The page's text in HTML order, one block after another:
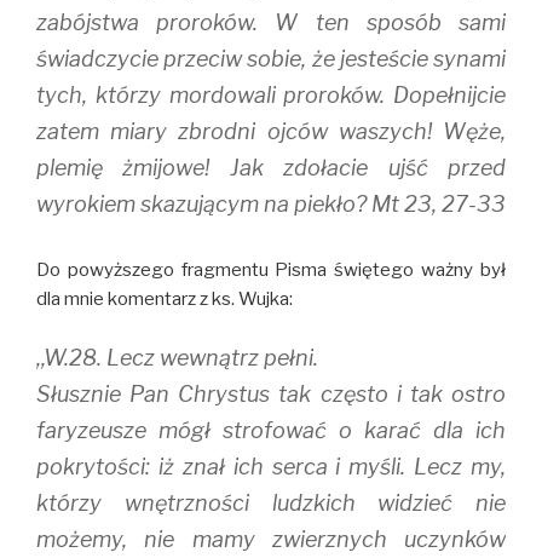
zabójstwa proroków. W ten sposób sami
świadczycie przeciw sobie, że jesteście synami
tych, którzy mordowali proroków. Dopełnijcie
zatem miary zbrodni ojców waszych! Węże,
plemię żmijowe! Jak zdołacie ujść przed
wyrokiem skazującym na piekło? Mt 23, 27-33
Do powyższego fragmentu Pisma świętego ważny był
dla mnie komentarz z ks. Wujka:
,,W.28. Lecz wewnątrz pełni.
Słusznie Pan Chrystus tak często i tak ostro
faryzeusze mógł strofować o karać dla ich
pokrytości: iż znał ich serca i myśli. Lecz my,
którzy wnętrzności ludzkich widzieć nie
możemy, nie mamy zwierznych uczynków